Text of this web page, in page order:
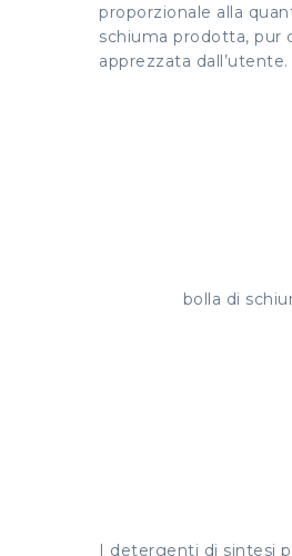
proporzionale alla
schiuma prodotta, pur
apprezzata dall’utente.
bolla di
I detergenti di sintesi